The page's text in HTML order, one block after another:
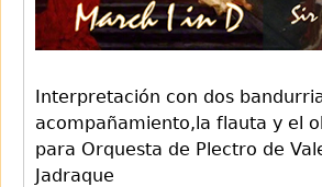
Interpretación con dos
acompañamiento,la flauta y el
para Orquesta de Plectro de
Jadraque